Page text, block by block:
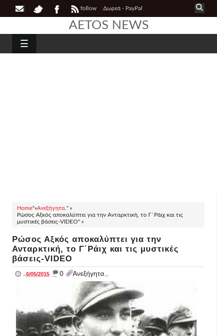
follow Δωρεά - PayPal
AETOS NEWS
☰
Home"»Ανεξήγητα. " »
Ρώσος Αξκός αποκαλύπτει για την Ανταρκτική, το Γ΄Ράιχ και τις
μυστικές βάσεις-VIDEO" »
Ρώσος Αξκός αποκαλύπτει για την
Ανταρκτική, το Γ΄Ράιχ και τις μυστικές
βάσεις-VIDEO
..6/05/2015 _ 0 Ανεξήγητα.,